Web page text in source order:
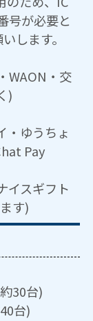
号が必要と
します。
WAON・交
)
・ゆうちょ
Pay
イスギフト
す)
30台)
台)